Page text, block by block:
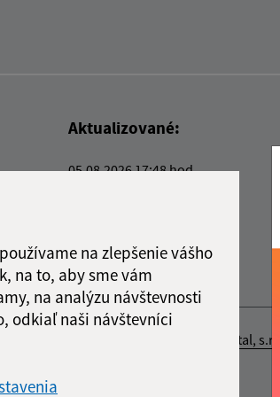
na zlepšenie vášho
na to, aby sme vám
na analýzu návštevnosti
odkiaľ naši návštevníci
Aktualizované:
05.08.2026 17:48 hod.
spoločnosť webex.digital, s.r.o.